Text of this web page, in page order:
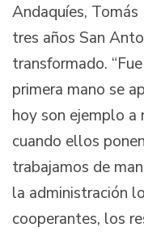
Andaquíes,
tres años San
transformado.
primera mano se
hoy son ejemplo a
cuando ellos
trabajamos de
la administración
cooperantes, los